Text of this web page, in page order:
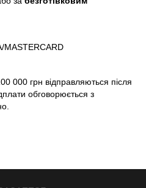
MASTERCARD
000 грн відправляються після
обговорюється з